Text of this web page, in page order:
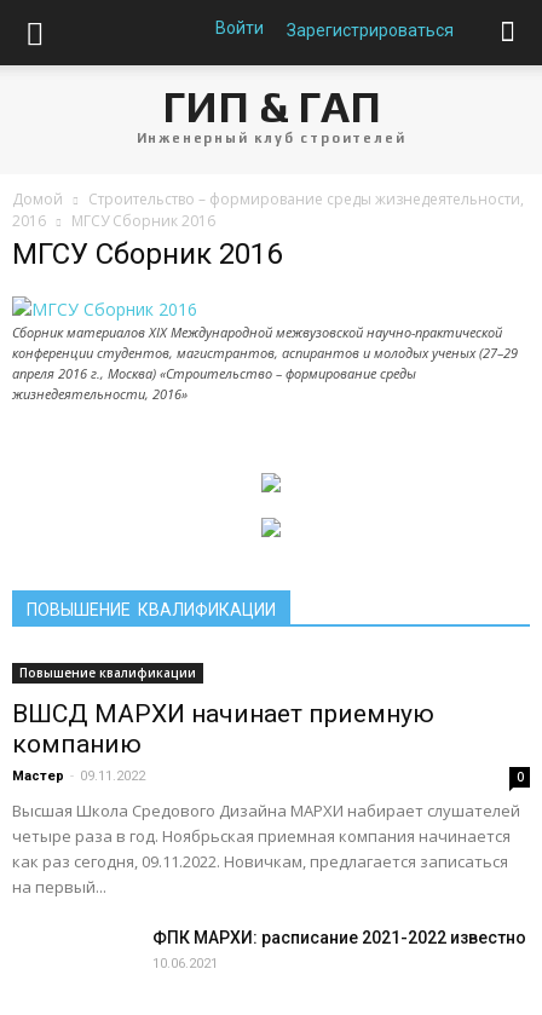
Войти Зарегистрироваться
ГИП & ГАП
Инженерный клуб строителей
Домой
Строительство – формирование среды жизнедеятельности,
2016
МГСУ Сборник 2016
МГСУ Сборник 2016
Сборник материалов XIX Международной межвузовской научно-практической
конференции студентов, магистрантов, аспирантов и молодых ученых (27–29
апреля 2016 г., Москва) «Строительство – формирование среды
жизнедеятельности, 2016»
ПОВЫШЕНИЕ КВАЛИФИКАЦИИ
Повышение квалификации
ВШСД МАРХИ начинает приемную
компанию
Мастер - 09.11.2022 0
Высшая Школа Средового Дизайна МАРХИ набирает слушателей
четыре раза в год. Ноябрьская приемная компания начинается
как раз сегодня, 09.11.2022. Новичкам, предлагается записаться
на первый...
ФПК МАРХИ: расписание 2021-2022 известно
10.06.2021